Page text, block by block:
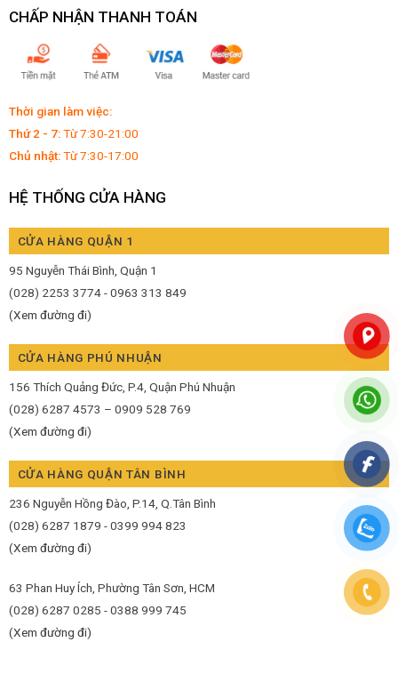
CHẤP NHẬN THANH TOÁN
Thời gian làm việc:
Thứ 2 - 7:Từ 7:30-21:00
Chủ nhật:Từ 7:30-17:00
HỆ THỐNG CỬA HÀNG
CỬA HÀNG QUẬN 1
95 Nguyễn Thái Bình, Quận 1
(028) 2253 3774 - 0963 313 849
(Xem đường đi)
CỬA HÀNG PHÚ NHUẬN
156 Thích Quảng Đức, P.4, Quận Phú Nhuận
(028) 6287 4573 – 0909 528 769
(Xem đường đi)
CỬA HÀNG QUẬN TÂN BÌNH
236 Nguyễn Hồng Đào, P.14, Q.Tân Bình
(028) 6287 1879 - 0399 994 823
(Xem đường đi)
63 Phan Huy Ích, Phường Tân Sơn, HCM
(028) 6287 0285 - 0388 999 745
(Xem đường đi)